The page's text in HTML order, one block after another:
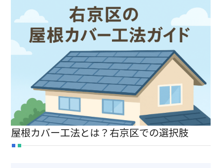
TEL:075-882-1268
9:00 ~ 17:30
屋根カバー工法とは？右京区での選択肢